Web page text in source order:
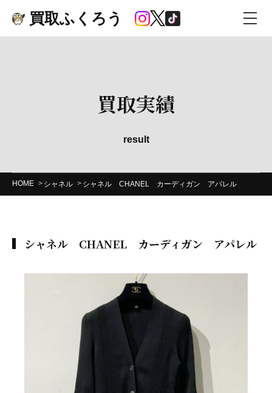
買取ふくろう
買取実績
result
HOME シャネル シャネル CHANEL カーディガン アパレル
シャネル CHANEL カーディガン アパレル